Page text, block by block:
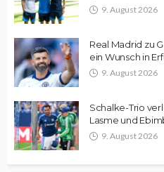
9. August 2026
Real Madrid zu
ein Wunsch in
9. August 2026
Schalke-Trio
Lasme und
9. August 2026